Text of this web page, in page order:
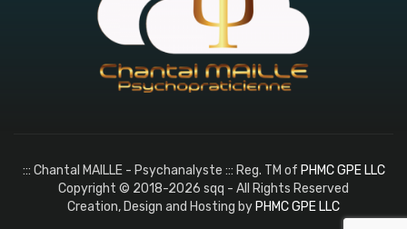
::: Chantal MAILLE - Psychanalyste ::: Reg. TM of PHMC GPE LLC
Copyright © 2018-2026 sqq - All Rights Reserved
Creation, Design and Hosting by PHMC GPE LLC